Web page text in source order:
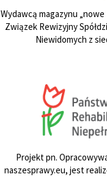
Wydawcą magazynu
Związek Rewizyjny
Niewidomych z
Projekt pn.
naszesprawy.eu, jest